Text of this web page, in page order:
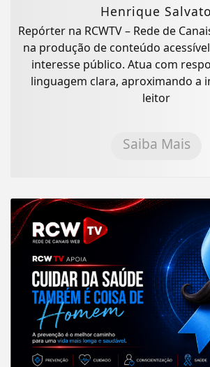
Henrique Salvato
Repórter na RCWTV – Rede de
na produção de conteúdo
interesse público. Atua com
linguagem clara, aproximando a
leitor
Saiba Mais